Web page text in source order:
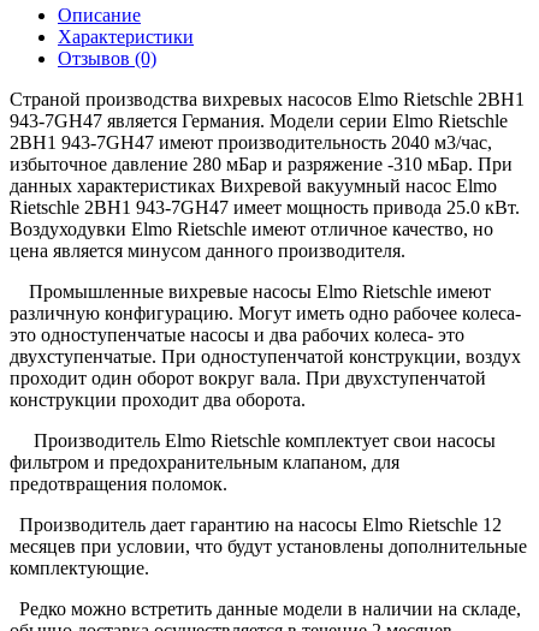
Описание
Характеристики
Отзывов (0)
Страной производства вихревых насосов Elmo Rietschle 2BH1
943-7GH47 является Германия. Модели серии Elmo Rietschle
2BH1 943-7GH47 имеют производительность 2040 м3/час,
избыточное давление 280 мБар и разряжение -310 мБар. При
данных характеристиках Вихревой вакуумный насос Elmo
Rietschle 2BH1 943-7GH47 имеет мощность привода 25.0 кВт.
Воздуходувки Elmo Rietschle имеют отличное качество, но
цена является минусом данного производителя.
Промышленные вихревые насосы Elmo Rietschle имеют
различную конфигурацию. Могут иметь одно рабочее колеса-
это одноступенчатые насосы и два рабочих колеса- это
двухступенчатые. При одноступенчатой конструкции, воздух
проходит один оборот вокруг вала. При двухступенчатой
конструкции проходит два оборота.
Производитель Elmo Rietschle комплектует свои насосы
фильтром и предохранительным клапаном, для
предотвращения поломок.
Производитель дает гарантию на насосы Elmo Rietschle 12
месяцев при условии, что будут установлены дополнительные
комплектующие.
Редко можно встретить данные модели в наличии на складе,